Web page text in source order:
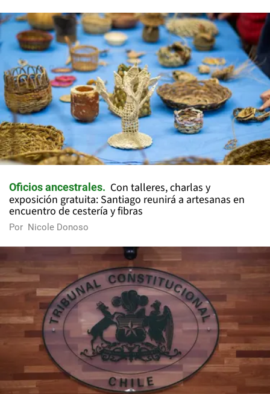
Oficios ancestrales
Con talleres, charlas y
exposición gratuita: Santiago reunirá a artesanas en
encuentro de cestería y fibras
Por Nicole Donoso